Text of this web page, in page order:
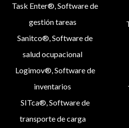
Task Enter®, Software de
gestión tareas
Sanitco®, Software de
salud ocupacional
Logimov®, Software de
inventarios
SITca®, Software de
transporte de carga